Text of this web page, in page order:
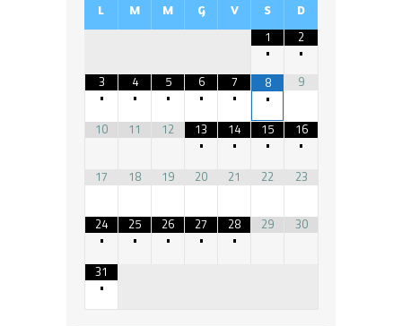
L M M G V S D
1
•
2
•
3
•
4
•
5
•
6
•
7
•
8
•
9
10 11 12
13
•
14
•
15
•
16
•
17
18 19 20 21 22 23
24
•
25
•
26
•
27
•
28
•
29 30
31
•